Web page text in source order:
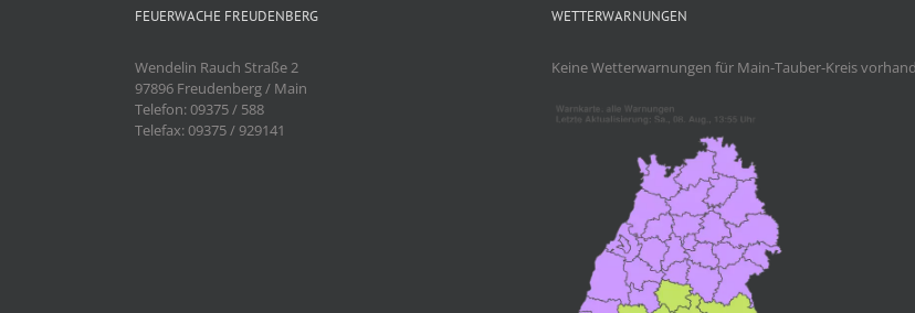
FEUERWACHE FREUDENBERG
Wendelin Rauch Straße 2
97896 Freudenberg / Main
Telefon: 09375 / 588
Telefax: 09375 / 929141
WETTERWARNUNGEN
Keine Wetterwarnungen für Main-Tauber-Kreis